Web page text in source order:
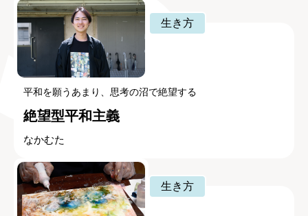
生き方
平和を願うあまり、思考の沼で絶望する
絶望型平和主義
なかむた
生き方